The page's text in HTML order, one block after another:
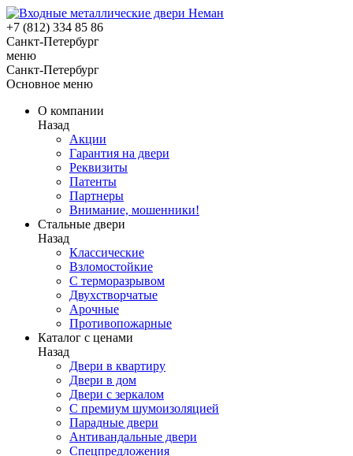
+7 (812) 334 85 86
Санкт-Петербург
меню
Санкт-Петербург
Основное меню
О компании
Назад
Акции
Гарантия на двери
Реквизиты
Патенты
Партнеры
Внимание, мошенники!
Стальные двери
Назад
Классические
Взломостойкие
С терморазрывом
Двухстворчатые
Арочные
Противопожарные
Каталог с ценами
Назад
Двери в квартиру
Двери в дом
Двери с зеркалом
С премиум шумоизоляцией
Парадные двери
Антивандальные двери
Спецпредложения